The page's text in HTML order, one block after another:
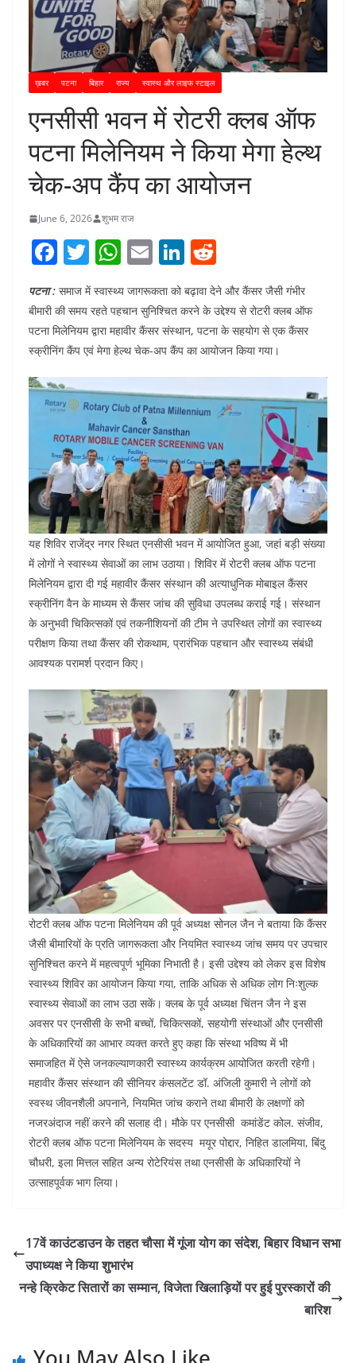
ख़बर पटना बिहार राज्य स्वास्थ और लाइफ स्टाइल
एनसीसी भवन में रोटरी क्लब ऑफ
पटना मिलेनियम ने किया मेगा हेल्थ
चेक-अप कैंप का आयोजन
June 6, 2026 शुभम राज
F
c
e
b
o
o
k
T
w
itt
er
W
at
s
A
p
p
E
ai
l
Li
k
e
dI
n
e
d
di
t
पटना : समाज में स्वास्थ्य जागरूकता को बढ़ावा देने और कैंसर जैसी गंभीर
बीमारी की समय रहते पहचान सुनिश्चित करने के उद्देश्य से रोटरी क्लब ऑफ
पटना मिलेनियम द्वारा महावीर कैंसर संस्थान, पटना के सहयोग से एक कैंसर
स्क्रीनिंग कैंप एवं मेगा हेल्थ चेक-अप कैंप का आयोजन किया गया।
यह शिविर राजेंद्र नगर स्थित एनसीसी भवन में आयोजित हुआ, जहां बड़ी संख्या
में लोगों ने स्वास्थ्य सेवाओं का लाभ उठाया। शिविर में रोटरी क्लब ऑफ पटना
मिलेनियम द्वारा दी गई महावीर कैंसर संस्थान की अत्याधुनिक मोबाइल कैंसर
स्क्रीनिंग वैन के माध्यम से कैंसर जांच की सुविधा उपलब्ध कराई गई। संस्थान
के अनुभवी चिकित्सकों एवं तकनीशियनों की टीम ने उपस्थित लोगों का स्वास्थ्य
परीक्षण किया तथा कैंसर की रोकथाम, प्रारंभिक पहचान और स्वास्थ्य संबंधी
आवश्यक परामर्श प्रदान किए।
रोटरी क्लब ऑफ पटना मिलेनियम की पूर्व अध्यक्ष सोनल जैन ने बताया कि कैंसर
जैसी बीमारियों के प्रति जागरूकता और नियमित स्वास्थ्य जांच समय पर उपचार
सुनिश्चित करने में महत्वपूर्ण भूमिका निभाती है। इसी उद्देश्य को लेकर इस विशेष
स्वास्थ्य शिविर का आयोजन किया गया, ताकि अधिक से अधिक लोग निःशुल्क
स्वास्थ्य सेवाओं का लाभ उठा सकें। क्लब के पूर्व अध्यक्ष चिंतन जैन ने इस
अवसर पर एनसीसी के सभी बच्चों, चिकित्सकों, सहयोगी संस्थाओं और एनसीसी
के अधिकारियों का आभार व्यक्त करते हुए कहा कि संस्था भविष्य में भी
समाजहित में ऐसे जनकल्याणकारी स्वास्थ्य कार्यक्रम आयोजित करती रहेगी।
महावीर कैंसर संस्थान की सीनियर कंसलटेंट डॉ. अंजिली कुमारी ने लोगों को
स्वस्थ जीवनशैली अपनाने, नियमित जांच कराने तथा बीमारी के लक्षणों को
नजरअंदाज नहीं करने की सलाह दी। मौके पर एनसीसी कमांडेंट कोल. संजीव,
रोटरी क्लब ऑफ पटना मिलेनियम के सदस्य मयूर पोद्दार, निहित डालमिया, बिंदु
चौधरी, इला मित्तल सहित अन्य रोटेरियंस तथा एनसीसी के अधिकारियों ने
उत्साहपूर्वक भाग लिया।
17वें काउंटडाउन के तहत चौसा में गूंजा योग का संदेश, बिहार विधान सभा
उपाध्यक्ष ने किया शुभारंभ
नन्हे क्रिकेट सितारों का सम्मान, विजेता खिलाड़ियों पर हुई पुरस्कारों की
बारिश